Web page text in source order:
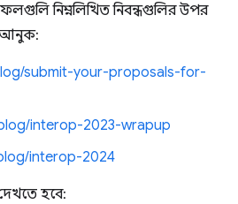
নিম্নলিখিত নিবন্ধগুলির উপর
আনুক:
submit-your-proposals-for-
interop-2023-wrapup
interop-2024
হবে: